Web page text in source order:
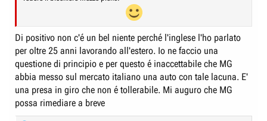
Di positivo non c'é un bel niente perché l'inglese l'ho parlato
per oltre 25 anni lavorando all'estero. Io ne faccio una
questione di principio e per questo é inaccettabile che MG
abbia messo sul mercato italiano una auto con tale lacuna. E'
una presa in giro che non é tollerabile. Mi auguro che MG
possa rimediare a breve